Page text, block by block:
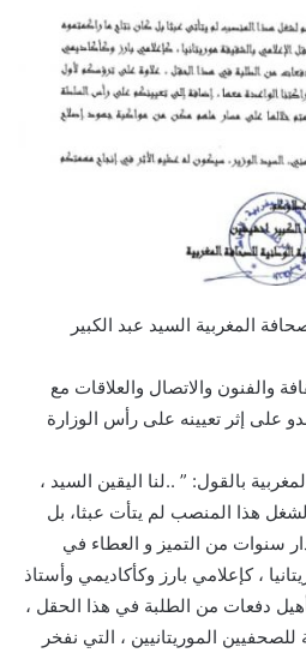
المغربية السيد عبد الكبير
والفنون والاتصال والعلاقات مع
على إثر تعيينه على رأس الوزارة
بالقول: ” ..لنا اليقين السيد ،
هذا المنصب لم يتأت عبثا، بل
سنوات من التميز و العطاء في
، كإعلامي بارز وكأكاديمي وأستاذ
دفعات من الطلبة في هذا الحقل ،
الموريتانيين ، التي نفخر